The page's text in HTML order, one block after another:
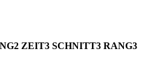
ZEIT3 SCHNITT3 RANG3